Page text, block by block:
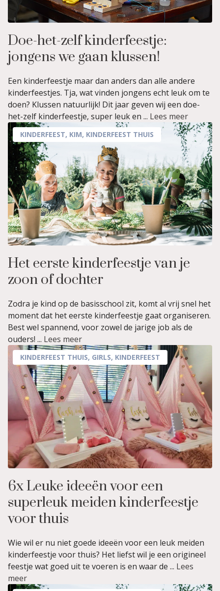
Doe-het-zelf kinderfeestje:
jongens we gaan klussen!
Een kinderfeestje maar dan anders dan alle andere
kinderfeestjes. Tja, wat vinden jongens echt leuk om te
doen? Klussen natuurlijk! Dit jaar geven wij een doe-
het-zelf kinderfeestje, super leuk en ... Lees meer
KINDERFEEST, KIM, KINDERFEEST THUIS
Het eerste kinderfeestje van je
zoon of dochter
Zodra je kind op de basisschool zit, komt al vrij snel het
moment dat het eerste kinderfeestje gaat organiseren.
Best wel spannend, voor zowel de jarige job als de
ouders! ... Lees meer
KINDERFEEST THUIS, GIRLS, KINDERFEEST
6x Leuke ideeën voor een
superleuk meiden kinderfeestje
voor thuis
Wie wil er nu niet goede ideeën voor een leuk meiden
kinderfeestje voor thuis? Het liefst wil je een origineel
feestje wat goed uit te voeren is en waar de ... Lees
meer